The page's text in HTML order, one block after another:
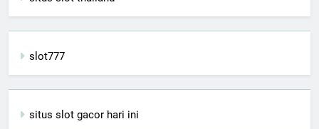
slot777
situs slot gacor hari ini